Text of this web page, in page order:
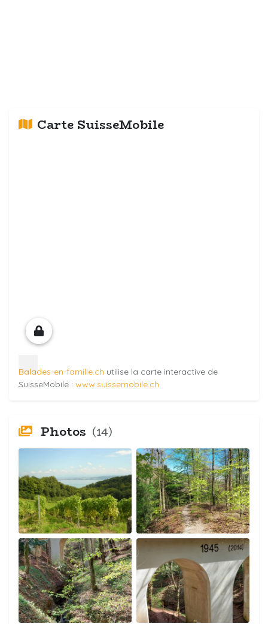
Carte SuisseMobile
Balades-en-famille.ch utilise la carte interactive de
SuisseMobile : www.suissemobile.ch
Photos (14)